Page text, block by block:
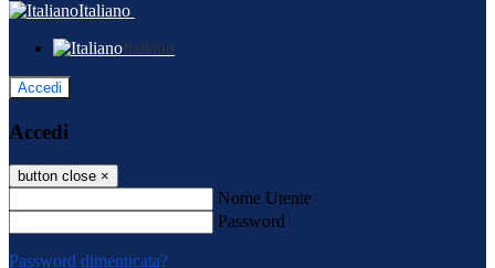
Italiano
Italiano
Accedi
Accedi
button close ×
Nome Utente
Password
Password dimenticata?